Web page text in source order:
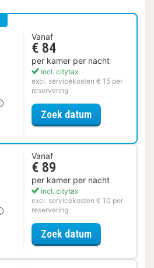
Vanaf
€ 84
per kamer per nacht
incl. citytax
excl. servicekosten € 15 per
reservering
Zoek datumvoor Upgrade
Vanaf
€ 89
per kamer per nacht
incl. citytax
excl. servicekosten € 10 per
reservering
Zoek datumvoor Upgrade